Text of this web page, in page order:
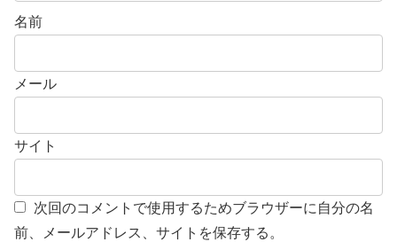
名前
メール
サイト
次回のコメントで使用するためブラウザーに自分の名
前、メールアドレス、サイトを保存する。